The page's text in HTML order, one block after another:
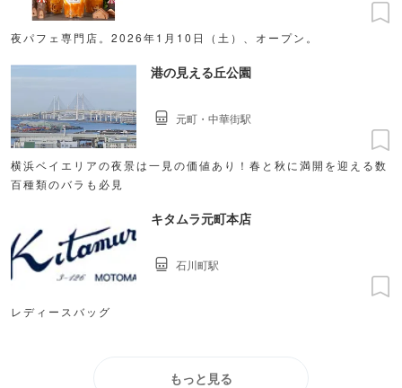
夜パフェ専門店。2026年1月10日（土）、オープン。
港の見える丘公園
横浜ベイエリアの夜景は一見の価値あり！春と秋に満開を迎える数
百種類のバラも必見
元町・中華街駅
キタムラ元町本店
レディースバッグ
石川町駅
もっと見る